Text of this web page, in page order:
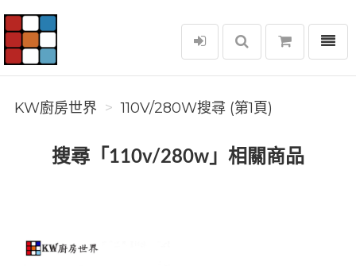
KW廚房世界
選單
KW廚房世界 110V/280W搜尋 (第1頁)
搜尋「110v/280w」相關商品